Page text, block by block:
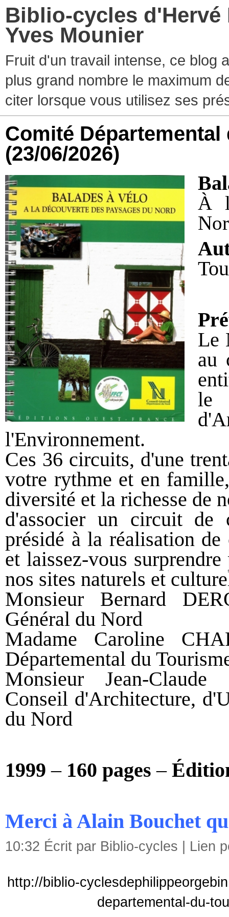
Biblio-cycles d'Hervé
Yves Mounier
Fruit d'un travail intense, ce blog
plus grand nombre le maximum
citer lorsque vous utilisez ses
Comité
(23/06/2026)
À
Le
au
le
l'Environnement.
Ces 36 circuits, d'une
votre rythme et en
diversité et la richesse de
d'associer un circuit de
présidé à la réalisation
et laissez-vous
nos sites naturels et
Monsieur Bernard
Général du Nord
Madame Caroline
Départemental du
Monsieur Jean-
Conseil d'Architecture,
du Nord
1999 – 160 pages–
Merci à Alain Bouchet
10:32 Écrit par Biblio-cycles | Lien
http://biblio-
departemental-du-